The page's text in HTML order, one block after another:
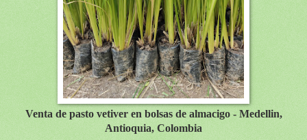
Venta de pasto vetiver en bolsas de almacigo - Medellin,
Antioquia, Colombia